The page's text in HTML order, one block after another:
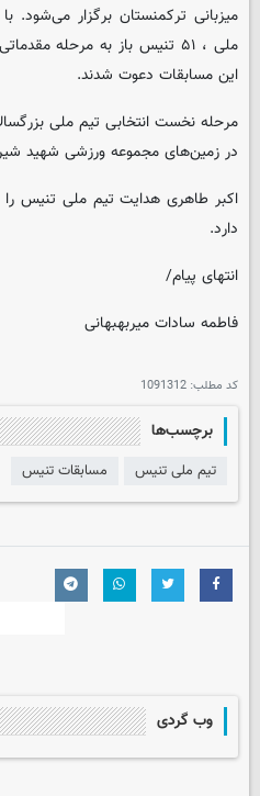
میزبانی ترکمنستان برگزار می‌شود.
ملی ، ۵۱ تنیس باز به مرحله
این مسابقات دعوت شدند.
در زمین‌های مجموعه ورزشی شهید
اکبر طاهری هدایت تیم ملی تنیس
دارد.
انتهای پیام/
فاطمه سادات میربهبهانی
کد مطلب: 1091312
برچسب‌ها
تیم ملی تنیس مسابقات تنیس
وب گردی